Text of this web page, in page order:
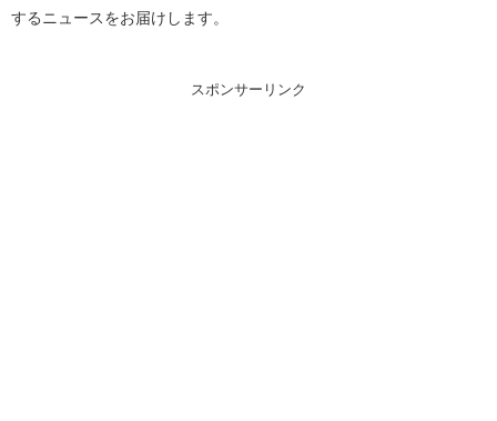
するニュースをお届けします。
スポンサーリンク